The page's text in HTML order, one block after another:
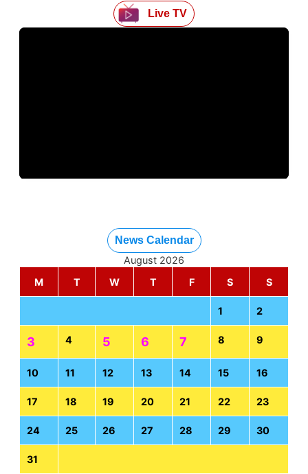
Live TV
News Calendar
August 2026
M
T W T F S S
1 2
3 4 5 6 7 8 9
10 11 12 13 14 15 16
17 18 19 20 21 22 23
24 25 26 27 28 29 30
31